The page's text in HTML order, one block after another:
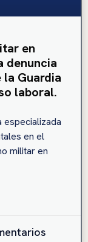
en
denuncia
Guardia
laboral.
especializada
en el
militar en